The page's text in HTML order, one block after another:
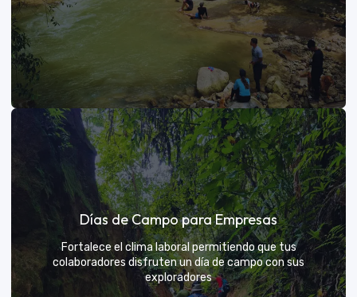
VER MÁS
Días de sol
Un respiro campestre diseñado para el descanso y la
diversión de todos
VER MÁS
Días de Campo para Empresas
Fortalece el clima laboral permitiendo que tus
colaboradores disfruten un día de campo con sus
exploradores